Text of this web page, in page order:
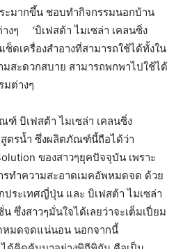
ะมากขึ้น ชอบทำกิจกรรมนอกบ้าน
งๆ ‘บิเฟสต้า ไมเซล่า เคลนซิ่ง
ดเครื่องสำอางที่สามารถใช้ได้ทั้งใน
สะดวกสบาย สามารถพกพาไปใช้ได้
ต่างๆ
ฑ์ บิเฟสต้า ไมเซล่า เคลนซิ่ง
สูตรน้ำ ซึ่งผลิตภัณฑ์นี้ถือได้ว่า
ของสาวๆยุคปัจจุบัน เพราะ
รทำความสะอาดเมคอัพหมดจด ด้วย
ประเทศญี่ปุ่น และ บิเฟสต้า ไมเซล่า
ซึ่งสาวๆมั่นใจได้เลยว่าจะเต็มเปี่ยม
หมดจดแน่นอน นอกจากนี้